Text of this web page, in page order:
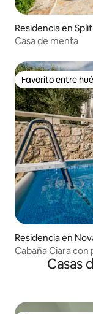
Residencia en Split
Casa de menta
Favorito entre
Favorito entre
Residencia en
Cabaña Ciara con
Casas